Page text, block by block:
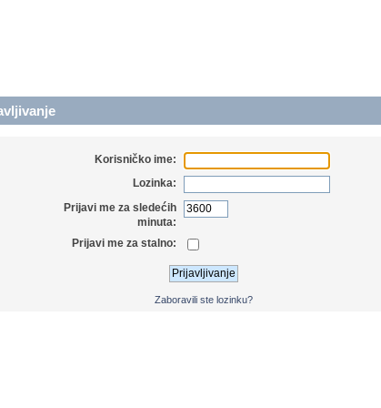
Korisničko ime:
Lozinka:
Prijavi me za sledećih
minuta:
Prijavi me za stalno:
Zaboravili ste lozinku?